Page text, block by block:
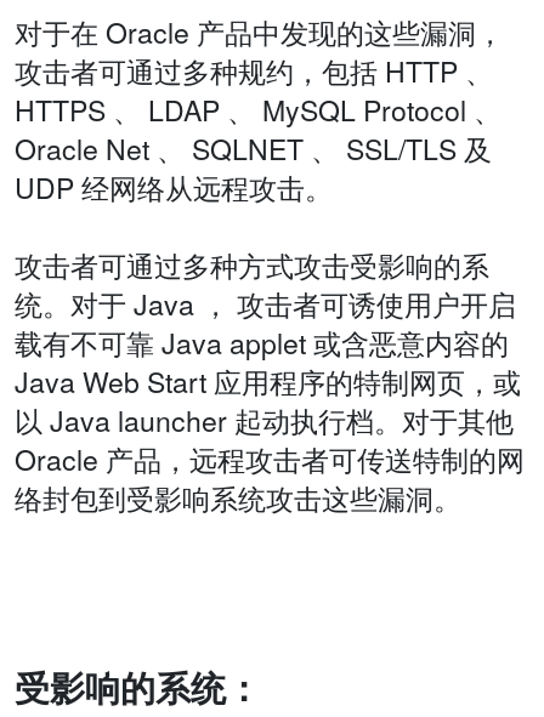
对于在 Oracle 产品中发现的这些漏洞，
攻击者可通过多种规约，包括 HTTP 、
HTTPS 、 LDAP 、 MySQL Protocol 、
Oracle Net 、 SQLNET 、 SSL/TLS 及
UDP 经网络从远程攻击。
攻击者可通过多种方式攻击受影响的系
统。对于 Java ， 攻击者可诱使用户开启
载有不可靠 Java applet 或含恶意内容的
Java Web Start 应用程序的特制网页，或
以 Java launcher 起动执行档。对于其他
Oracle 产品，远程攻击者可传送特制的网
络封包到受影响系统攻击这些漏洞。
受影响的系统：